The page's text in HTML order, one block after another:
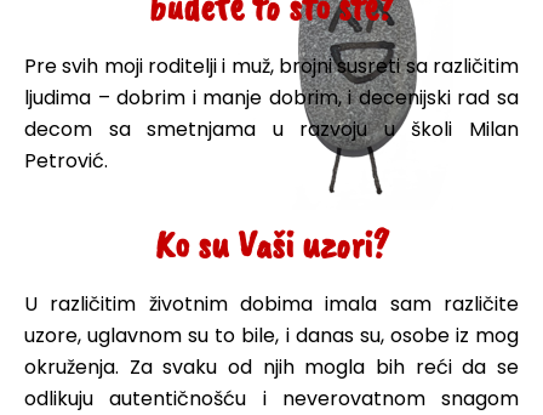
Pre svih moji roditelji i muž, brojni susreti sa različitim
ljudima – dobrim i manje dobrim, i decenijski rad sa
decom sa smetnjama u razvoju u školi Milan
Petrović.
Ko su Vaši uzori?
U različitim životnim dobima imala sam različite
uzore, uglavnom su to bile, i danas su, osobe iz mog
okruženja. Za svaku od njih mogla bih reći da se
odlikuju autentičnošću i neverovatnom snagom